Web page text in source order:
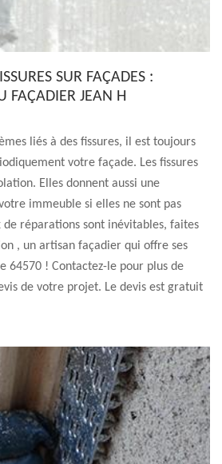
SUR FAÇADES :
FAÇADIER JEAN H
liés à des fissures, il est toujours
votre façade. Les fissures
Elles donnent aussi une
immeuble si elles ne sont pas
de réparations sont inévitables, faites
, un artisan façadier qui offre ses
64570 ! Contactez-le pour plus de
de votre projet. Le devis est gratuit